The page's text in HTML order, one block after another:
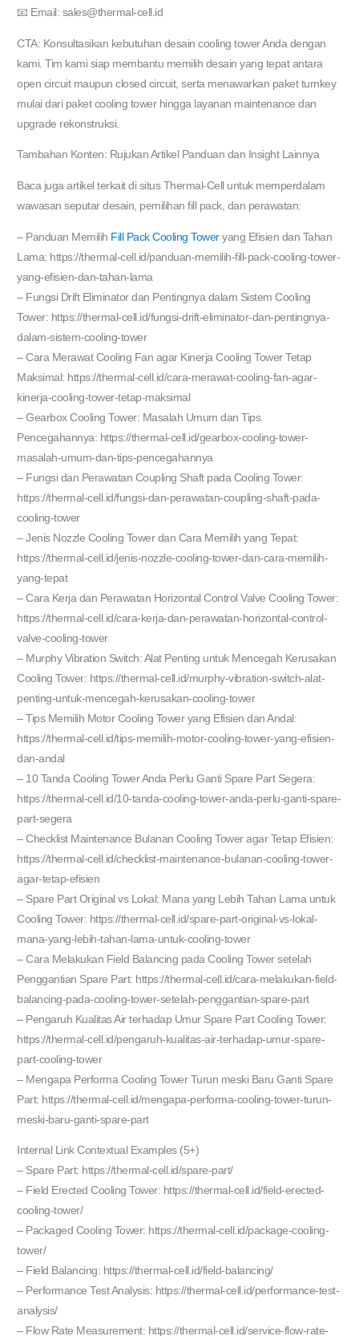
📧 Email: sales@thermal-cell.id
CTA: Konsultasikan kebutuhan desain cooling tower Anda dengan
kami. Tim kami siap membantu memilih desain yang tepat antara
open circuit maupun closed circuit, serta menawarkan paket turnkey
mulai dari paket cooling tower hingga layanan maintenance dan
upgrade rekonstruksi.
Tambahan Konten: Rujukan Artikel Panduan dan Insight Lainnya
Baca juga artikel terkait di situs Thermal-Cell untuk memperdalam
wawasan seputar desain, pemilihan fill pack, dan perawatan:
– Panduan Memilih Fill Pack Cooling Toweryang Efisien dan Tahan
Lama: https://thermal-cell.id/panduan-memilih-fill-pack-cooling-tower-
yang-efisien-dan-tahan-lama
– Fungsi Drift Eliminator dan Pentingnya dalam Sistem Cooling
Tower: https://thermal-cell.id/fungsi-drift-eliminator-dan-pentingnya-
dalam-sistem-cooling-tower
– Cara Merawat Cooling Fan agar Kinerja Cooling Tower Tetap
Maksimal: https://thermal-cell.id/cara-merawat-cooling-fan-agar-
kinerja-cooling-tower-tetap-maksimal
– Gearbox Cooling Tower: Masalah Umum dan Tips
Pencegahannya: https://thermal-cell.id/gearbox-cooling-tower-
masalah-umum-dan-tips-pencegahannya
– Fungsi dan Perawatan Coupling Shaft pada Cooling Tower:
https://thermal-cell.id/fungsi-dan-perawatan-coupling-shaft-pada-
cooling-tower
– Jenis Nozzle Cooling Tower dan Cara Memilih yang Tepat:
https://thermal-cell.id/jenis-nozzle-cooling-tower-dan-cara-memilih-
yang-tepat
– Cara Kerja dan Perawatan Horizontal Control Valve Cooling Tower:
https://thermal-cell.id/cara-kerja-dan-perawatan-horizontal-control-
valve-cooling-tower
– Murphy Vibration Switch: Alat Penting untuk Mencegah Kerusakan
Cooling Tower: https://thermal-cell.id/murphy-vibration-switch-alat-
penting-untuk-mencegah-kerusakan-cooling-tower
– Tips Memilih Motor Cooling Tower yang Efisien dan Andal:
https://thermal-cell.id/tips-memilih-motor-cooling-tower-yang-efisien-
dan-andal
– 10 Tanda Cooling Tower Anda Perlu Ganti Spare Part Segera:
https://thermal-cell.id/10-tanda-cooling-tower-anda-perlu-ganti-spare-
part-segera
– Checklist Maintenance Bulanan Cooling Tower agar Tetap Efisien:
https://thermal-cell.id/checklist-maintenance-bulanan-cooling-tower-
agar-tetap-efisien
– Spare Part Original vs Lokal: Mana yang Lebih Tahan Lama untuk
Cooling Tower: https://thermal-cell.id/spare-part-original-vs-lokal-
mana-yang-lebih-tahan-lama-untuk-cooling-tower
– Cara Melakukan Field Balancing pada Cooling Tower setelah
Penggantian Spare Part: https://thermal-cell.id/cara-melakukan-field-
balancing-pada-cooling-tower-setelah-penggantian-spare-part
– Pengaruh Kualitas Air terhadap Umur Spare Part Cooling Tower:
https://thermal-cell.id/pengaruh-kualitas-air-terhadap-umur-spare-
part-cooling-tower
– Mengapa Performa Cooling Tower Turun meski Baru Ganti Spare
Part: https://thermal-cell.id/mengapa-performa-cooling-tower-turun-
meski-baru-ganti-spare-part
Internal Link Contextual Examples (5+)
– Spare Part: https://thermal-cell.id/spare-part/
– Field Erected Cooling Tower: https://thermal-cell.id/field-erected-
cooling-tower/
– Packaged Cooling Tower: https://thermal-cell.id/package-cooling-
tower/
– Field Balancing: https://thermal-cell.id/field-balancing/
– Performance Test Analysis: https://thermal-cell.id/performance-test-
analysis/
– Flow Rate Measurement: https://thermal-cell.id/service-flow-rate-